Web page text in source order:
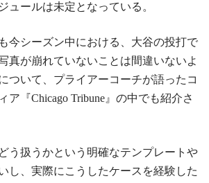
ュールは未定となっている。
今シーズン中における、大谷の投打で
真が崩れていないことは間違いないよ
ついて、プライアーコーチが語ったコ
ア『Chicago Tribune』の中でも紹介さ
う扱うかという明確なテンプレートや
し、実際にこうしたケースを経験した